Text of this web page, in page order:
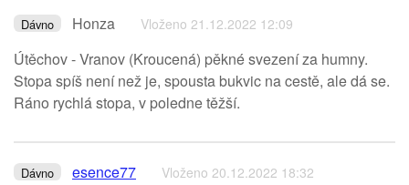
Dávno Honza Vloženo 21.12.2022 12:09
Útěchov - Vranov (Kroucená) pěkné svezení za humny.
Stopa spíš není než je, spousta bukvic na cestě, ale dá se.
Ráno rychlá stopa, v poledne těžší.
Dávno esence77 Vloženo 20.12.2022 18:32